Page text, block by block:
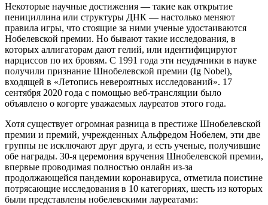
Некоторые научные достижения — такие как открытие
пенициллина или структуры ДНК — настолько меняют
правила игры, что стоящие за ними ученые удостаиваются
Нобелевской премии. Но бывают такие исследования, в
которых аллигаторам дают гелий, или идентифицируют
нарциссов по их бровям. С 1991 года эти неудачники в науке
получили признание Шнобелевской премии (Ig Nobel),
входящей в «Летопись невероятных исследований». 17
сентября 2020 года с помощью веб-трансляции было
объявлено о когорте уважаемых лауреатов этого года.
Хотя существует огромная разница в престиже Шнобелевской
премии и премий, учрежденных Альфредом Нобелем, эти две
группы не исключают друг друга, и есть ученые, получившие
обе награды. 30-я церемония вручения Шнобелевской премии,
впервые проводимая полностью онлайн из-за
продолжающейся пандемии коронавируса, отметила поистине
потрясающие исследования в 10 категориях, шесть из которых
были представлены нобелевскими лауреатами: